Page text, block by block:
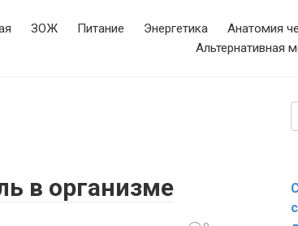
ЗОЖ Питание Энергетика
Анатомия
Альтернативная
в организме